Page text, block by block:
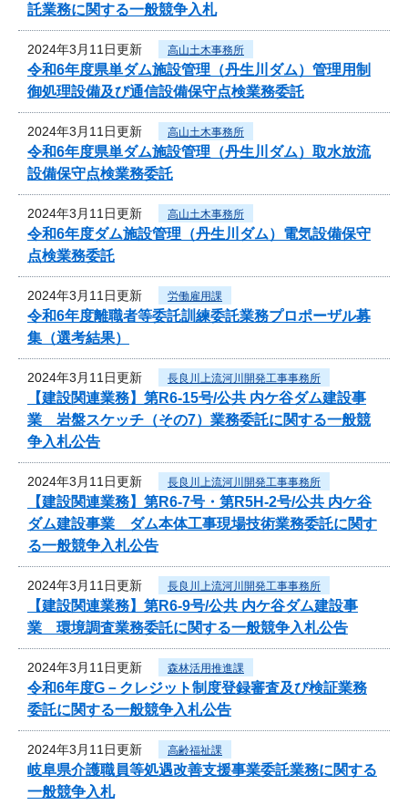
託業務に関する一般競争入札
2024年3月11日更新 高山土木事務所
令和6年度県単ダム施設管理（丹生川ダム）管理用制
御処理設備及び通信設備保守点検業務委託
2024年3月11日更新 高山土木事務所
令和6年度県単ダム施設管理（丹生川ダム）取水放流
設備保守点検業務委託
2024年3月11日更新 高山土木事務所
令和6年度ダム施設管理（丹生川ダム）電気設備保守
点検業務委託
2024年3月11日更新 労働雇用課
令和6年度離職者等委託訓練委託業務プロポーザル募
集（選考結果）
2024年3月11日更新 長良川上流河川開発工事事務所
【建設関連業務】第R6-15号/公共 内ケ谷ダム建設事
業 岩盤スケッチ（その7）業務委託に関する一般競
争入札公告
2024年3月11日更新 長良川上流河川開発工事事務所
【建設関連業務】第R6-7号・第R5H-2号/公共 内ケ谷
ダム建設事業 ダム本体工事現場技術業務委託に関す
る一般競争入札公告
2024年3月11日更新 長良川上流河川開発工事事務所
【建設関連業務】第R6-9号/公共 内ケ谷ダム建設事
業 環境調査業務委託に関する一般競争入札公告
2024年3月11日更新 森林活用推進課
令和6年度G－クレジット制度登録審査及び検証業務
委託に関する一般競争入札公告
2024年3月11日更新 高齢福祉課
岐阜県介護職員等処遇改善支援事業委託業務に関する
一般競争入札